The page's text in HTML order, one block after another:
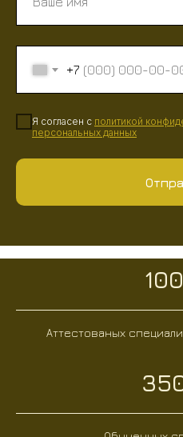
+7
Я согласен с политикой
персональных данных
Аттестованых